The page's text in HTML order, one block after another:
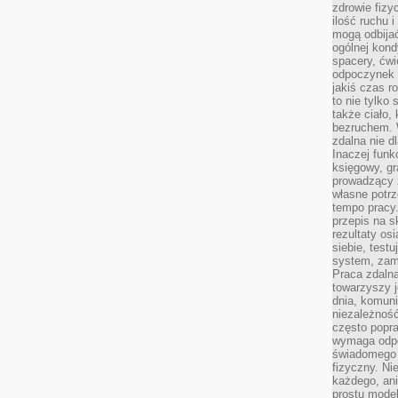
zdrowie
ilość ruchu i
mogą
ogólnej
spacery,
odpoczynek
jakiś czas
to nie tylko
także ciało,
bezruchem.
zdalna nie
Inaczej
księgowy,
własne
tempo
przepis na
rezultaty
siebie,
system,
Praca
towarzyszy
dnia,
często
wymaga
fizyczny.
każdego,
prostu